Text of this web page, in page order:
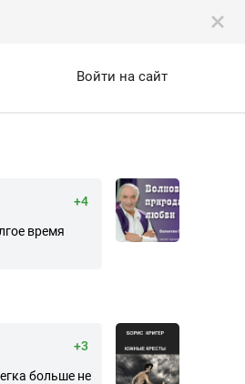
Войти на сайт
+4
время
+3
больше не